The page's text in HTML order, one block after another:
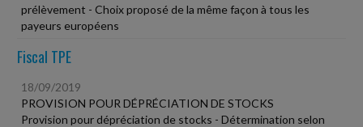
prélèvement - Choix proposé de la même façon à tous les
payeurs européens
Fiscal TPE
18/09/2019
PROVISION POUR DÉPRÉCIATION DE STOCKS
Provision pour dépréciation de stocks - Détermination selon